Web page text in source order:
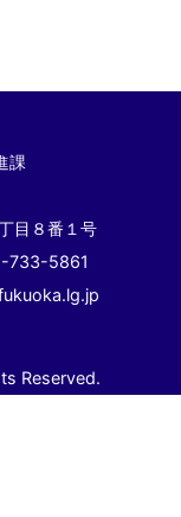
課
目８番１号
733-5861
Reserved.